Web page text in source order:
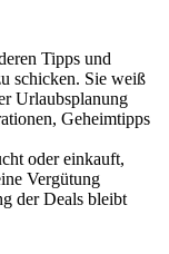
Tipps und
schicken. Sie weiß
Urlaubsplanung
Geheimtipps
oder einkauft,
Vergütung
der Deals bleibt